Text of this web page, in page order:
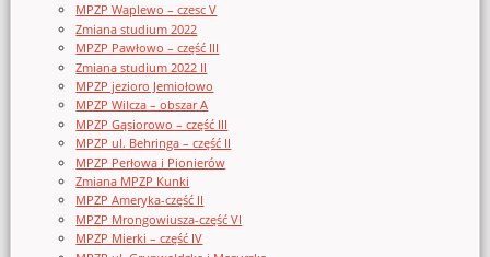
MPZP Waplewo – czesc V
Zmiana studium 2022
MPZP Pawłowo – część III
Zmiana studium 2022 II
MPZP jezioro Jemiołowo
MPZP Wilcza – obszar A
MPZP Gąsiorowo – część III
MPZP ul. Behringa – część II
MPZP Perłowa i Pionierów
Zmiana MPZP Kunki
MPZP Ameryka-część II
MPZP Mrongowiusza-część VI
MPZP Mierki – część IV